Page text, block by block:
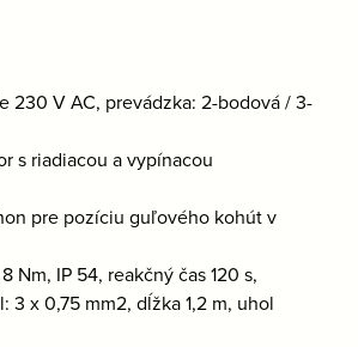
230 V AC, prevádzka: 2-bodová / 3-
s riadiacou a vypínacou
pre pozíciu guľového kohút v
Nm, IP 54, reakčný čas 120 s,
3 x 0,75 mm2, dĺžka 1,2 m, uhol